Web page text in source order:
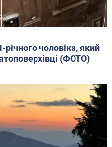
чоловіка, який
(ФОТО)